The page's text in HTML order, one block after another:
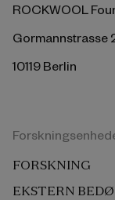
ROCKWOOL
Gormannstrasse
10119 Berlin
FORSKNING
EKSTERN